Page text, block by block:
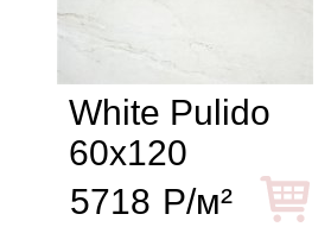
White Pulido
60x120
5718 Р/м²